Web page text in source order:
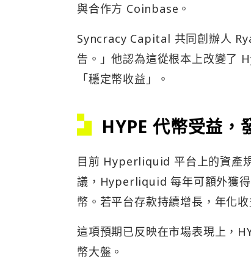
與合作方 Coinbase。
Syncracy Capital 共同創辦人
告。」他認為這從根本上改變了
「穩定幣收益」。
HYPE 代幣受益，
目前 Hyperliquid 平台上的資產
議，Hyperliquid 每年可額外獲
幣。若平台存款持續增長，年化
這項預期已反映在市場表現上，
幣大盤。